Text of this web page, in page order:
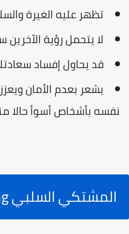
تظهر عليه الغيرة
لا يتحمل رؤية
قد يحاول إفساد
يشعر بعدم الأمان
نفسه بأشخاص أسوأ حالا
المشتكي السلبي Negative-Complaining